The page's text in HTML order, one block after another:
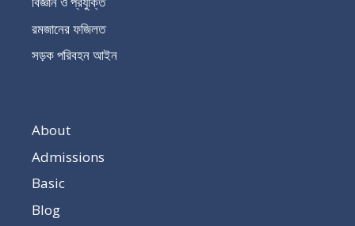
রমজানের ফজিলত
সড়ক পরিবহন আইন
About
Admissions
Basic
Blog